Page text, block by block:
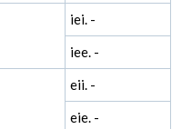
iei. -
iee. -
eii. -
eie. -